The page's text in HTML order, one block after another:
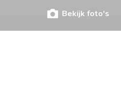
Bekijk foto's